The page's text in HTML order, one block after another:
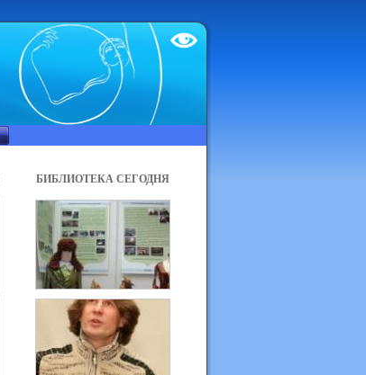
Test
БИБЛИОТЕКА СЕГОДНЯ